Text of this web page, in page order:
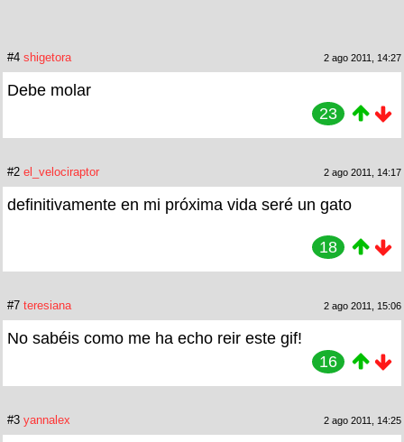
#4 shigetora 2 ago 2011, 14:27
Debe molar
23
#2 el_velociraptor 2 ago 2011, 14:17
definitivamente en mi próxima vida seré un gato
18
#7 teresiana 2 ago 2011, 15:06
No sabéis como me ha echo reir este gif!
16
#3 yannalex 2 ago 2011, 14:25